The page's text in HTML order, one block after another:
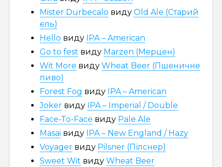
Mister Durbecalo виду Old Ale (Старий
ель)
Hello виду IPA – American
Go to fest виду Marzen (Мерцен)
Wit More виду Wheat Beer (Пшеничне
пиво)
Forest Fog виду IPA – American
Joker виду IPA – Imperial / Double
Face-To-Face виду Pale Ale
Masai виду IPA – New England / Hazy
Voyager виду Pilsner (Пілснер)
Sweet Wit виду Wheat Beer